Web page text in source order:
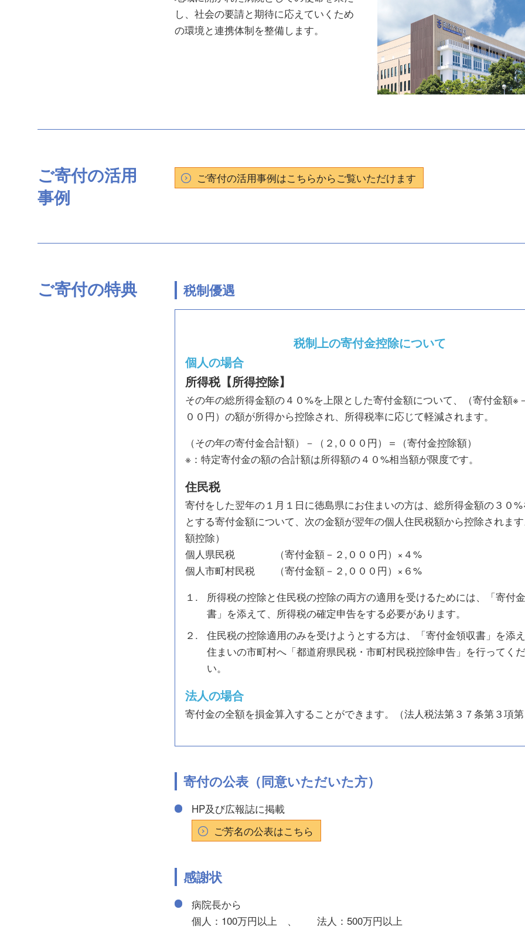
し、社会の要請と期待に応えていくため
の環境と連携体制を整備します。
ご寄付の活用
事例
ご寄付の活用事例はこちらからご覧いただけます
ご寄付の特典 税制優遇
税制上の寄付金控除について
個人の場合
所得税【所得控除】
その年の総所得金額の４０%を上限とした寄付金額について、（寄付金額※
００円）の額が所得から控除され、所得税率に応じて軽減されます。
（その年の寄付金合計額）－（２,０００円）＝（寄付金控除額）
※：特定寄付金の額の合計額は所得額の４０%相当額が限度です。
住民税
寄付をした翌年の１月１日に徳島県にお住まいの方は、総所得金額の３０
とする寄付金額について、次の金額が翌年の個人住民税額から控除されま
額控除）
個人県民税 （寄付金額－２,０００円）×４%
個人市町村民税 （寄付金額－２,０００円）×６%
１.
所得税の控除と住民税の控除の両方の適用を受けるためには、「寄付
書」を添えて、所得税の確定申告をする必要があります。
２.
住民税の控除適用のみを受けようとする方は、「寄付金領収書」を添
住まいの市町村へ「都道府県民税・市町村民税控除申告」を行ってく
い。
法人の場合
寄付金の全額を損金算入することができます。（法人税法第３７条第３項
寄付の公表（同意いただいた方）
HP及び広報誌に掲載
ご芳名の公表はこちら
感謝状
病院長から
個人：100万円以上 、 法人：500万円以上